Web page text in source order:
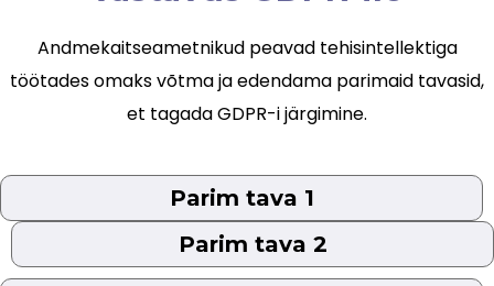
Andmekaitseametnikud peavad tehisintellektiga
töötades omaks võtma ja edendama parimaid tavasid,
et tagada GDPR-i järgimine.
Parim tava 1
Parim tava 2